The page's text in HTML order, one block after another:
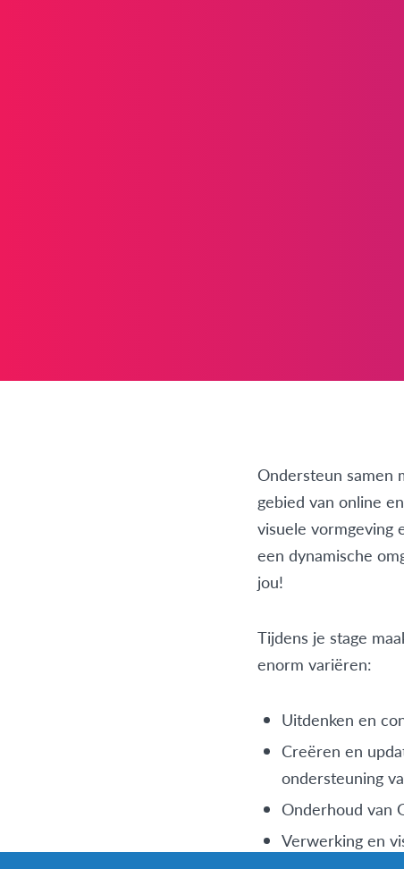
Ondersteun samen
gebied van online
visuele vormgeving
een dynamische
jou!
Tijdens je stage
enorm variëren:
Uitdenken en
Creëren en
ondersteuning
Onderhoud van
Verwerking en